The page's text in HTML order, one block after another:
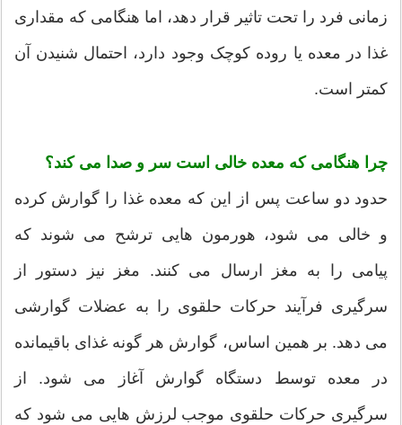
زمانی فرد را تحت تاثیر قرار دهد، اما هنگامی که مقداری
غذا در معده یا روده کوچک وجود دارد، احتمال شنیدن آن
کمتر است.
چرا هنگامی که معده خالی است سر و صدا می کند؟
حدود دو ساعت پس از این که معده غذا را گوارش کرده
و خالی می شود، هورمون هایی ترشح می شوند که
پیامی را به مغز ارسال می کنند. مغز نیز دستور از
سرگیری فرآیند حرکات حلقوی را به عضلات گوارشی
می دهد. بر همین اساس، گوارش هر گونه غذای باقیمانده
در معده توسط دستگاه گوارش آغاز می شود. از
سرگیری حرکات حلقوی موجب لرزش هایی می شود که